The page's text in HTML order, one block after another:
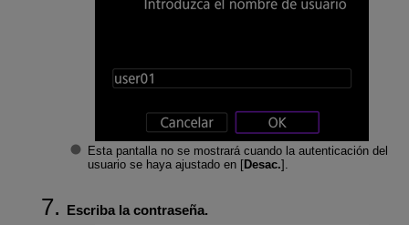
Esta pantalla no se mostrará cuando la autenticación del
usuario se haya ajustado en [Desac.].
Escriba la contraseña.